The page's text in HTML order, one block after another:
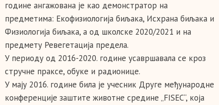
године ангажована је као демонстратор на
предметима: Екофизиологија биљака, Исхрана биљака и
Физиологија биљака, а од школске 2020/2021 и на
предмету Ревегетација предела.
У периоду од 2016-2020. године усавршавала се кроз
стручне праксе, обуке и радионице.
У мају 2016. године била је учесник Друге међународне
конференције заштите животне средине „FISEC“, која